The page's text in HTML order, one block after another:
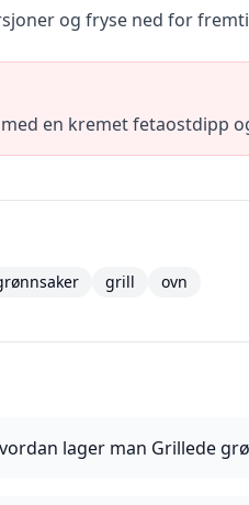
og fryse ned for
en kremet fetaostdipp
grill ovn
lager man Grillede